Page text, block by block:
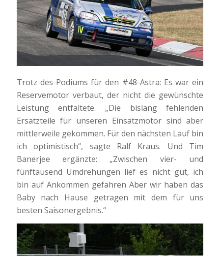
Trotz des Podiums für den #48-Astra: Es war ein
Reservemotor verbaut, der nicht die gewünschte
Leistung entfaltete. „Die bislang fehlenden
Ersatzteile für unseren Einsatzmotor sind aber
mittlerweile gekommen. Für den nächsten Lauf bin
ich optimistisch“, sagte Ralf Kraus. Und Tim
Banerjee ergänzte: „Zwischen vier- und
fünftausend Umdrehungen lief es nicht gut, ich
bin auf Ankommen gefahren Aber wir haben das
Baby nach Hause getragen mit dem für uns
besten Saisonergebnis.“